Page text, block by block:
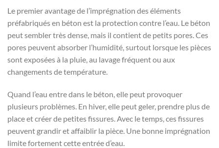
Le premier avantage de l’imprégnation des éléments
préfabriqués en béton est la protection contre l’eau. Le béton
peut sembler très dense, mais il contient de petits pores. Ces
pores peuvent absorber l’humidité, surtout lorsque les pièces
sont exposées à la pluie, au lavage fréquent ou aux
changements de température.
Quand l’eau entre dans le béton, elle peut provoquer
plusieurs problèmes. En hiver, elle peut geler, prendre plus de
place et créer de petites fissures. Avec le temps, ces fissures
peuvent grandir et affaiblir la pièce. Une bonne imprégnation
limite fortement cette entrée d’eau.